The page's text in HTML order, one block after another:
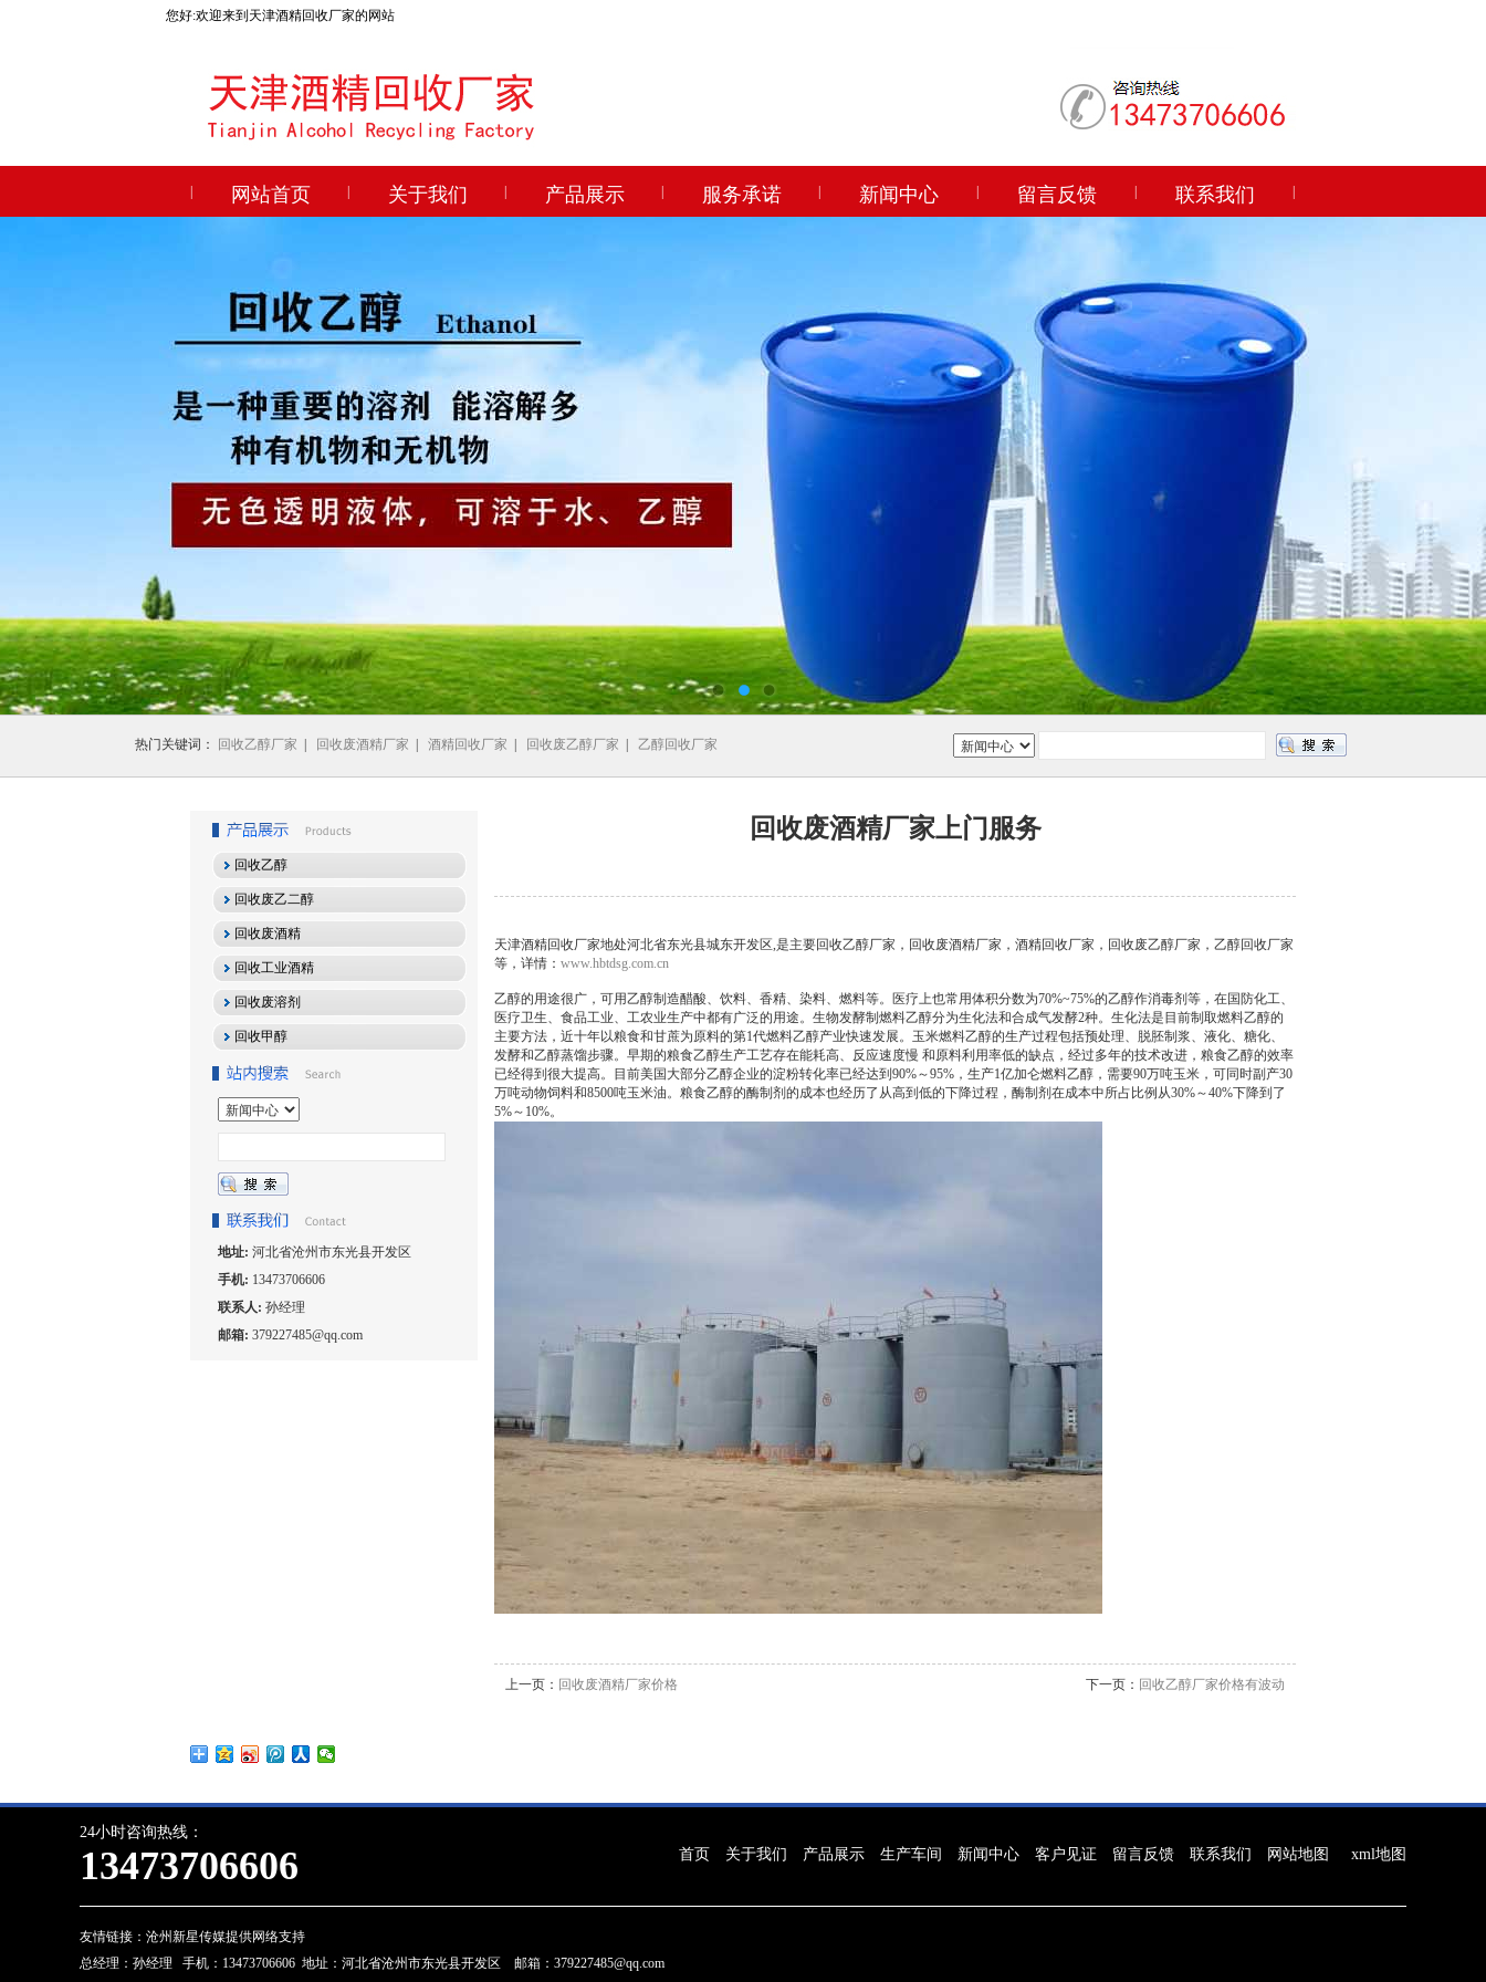
您好:欢迎来到天津酒精回收厂家的网站
网站首页 关于我们 产品展示 服务承诺 新闻中心 留言反馈 联系我们
1 2 3
热门关键词： 回收乙醇厂家 回收废酒精厂家 酒精回收厂家 回收废乙醇厂家 乙醇回收厂家
回收乙醇
回收废乙二醇
回收废酒精
回收工业酒精
回收废溶剂
回收甲醇
地址: 河北省沧州市东光县开发区
手机: 13473706606
联系人: 孙经理
邮箱: 379227485@qq.com
回收废酒精厂家上门服务
天津酒精回收厂家地处河北省东光县城东开发区,是主要回收乙醇厂家，回收废酒精厂家，酒精回收厂家，回收废乙醇厂家，乙醇回收厂家
等，详情： www.hbtdsg.com.cn
乙醇的用途很广，可用乙醇制造醋酸、饮料、香精、染料、燃料等。医疗上也常用体积分数为70%~75%的乙醇作消毒剂等，在国防化工、
医疗卫生、食品工业、工农业生产中都有广泛的用途。生物发酵制燃料乙醇分为生化法和合成气发酵2种。生化法是目前制取燃料乙醇的
主要方法，近十年以粮食和甘蔗为原料的第1代燃料乙醇产业快速发展。玉米燃料乙醇的生产过程包括预处理、脱胚制浆、液化、糖化、
发酵和乙醇蒸馏步骤。早期的粮食乙醇生产工艺存在能耗高、反应速度慢 和原料利用率低的缺点，经过多年的技术改进，粮食乙醇的效率
已经得到很大提高。目前美国大部分乙醇企业的淀粉转化率已经达到90%～95%，生产1亿加仑燃料乙醇，需要90万吨玉米，可同时副产30
万吨动物饲料和8500吨玉米油。粮食乙醇的酶制剂的成本也经历了从高到低的下降过程，酶制剂在成本中所占比例从30%～40%下降到了
5%～10%。
上一页： 回收废酒精厂家价格 下一页： 回收乙醇厂家价格有波动
24小时咨询热线：
13473706606 首页 关于我们 产品展示 生产车间 新闻中心 客户见证 留言反馈 联系我们 网站地图 xml地图
友情链接： 沧州新星传媒提供网络支持
总经理：孙经理 手机：13473706606 地址：河北省沧州市东光县开发区 邮箱：379227485@qq.com